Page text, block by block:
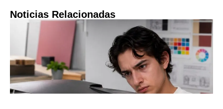
Noticias Relacionadas